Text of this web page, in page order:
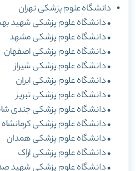
دانشگاه علوم پزشکی تهران
• دانشگاه علوم پزشکی شهید
• دانشگاه علوم پزشکی مشهد
• دانشگاه علوم پزشکی اصفهان
• دانشگاه علوم پزشکی شیراز
• دانشگاه علوم پزشکی ایران
• دانشگاه علوم پزشکی تبریز
• دانشگاه علوم پزشکی جندی
• دانشگاه علوم پزشکی کرمانشاه
• دانشگاه علوم پزشکی همدان
• دانشگاه علوم پزشکی اراک
• دانشگاه علوم پزشکی شهید